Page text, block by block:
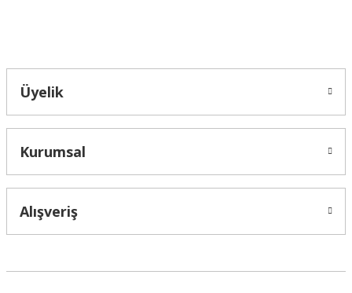
Üyelik
Kurumsal
Alışveriş